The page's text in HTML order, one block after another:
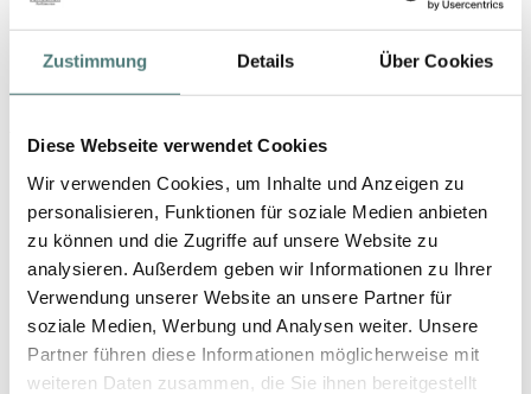
Zustimmung Details Über Cookies
Diese Webseite verwendet Cookies
Wir verwenden Cookies, um Inhalte und Anzeigen zu
personalisieren, Funktionen für soziale Medien anbieten
zu können und die Zugriffe auf unsere Website zu
analysieren. Außerdem geben wir Informationen zu Ihrer
Verwendung unserer Website an unsere Partner für
soziale Medien, Werbung und Analysen weiter. Unsere
Partner führen diese Informationen möglicherweise mit
weiteren Daten zusammen, die Sie ihnen bereitgestellt
YBPN-Partner
Schön folgen